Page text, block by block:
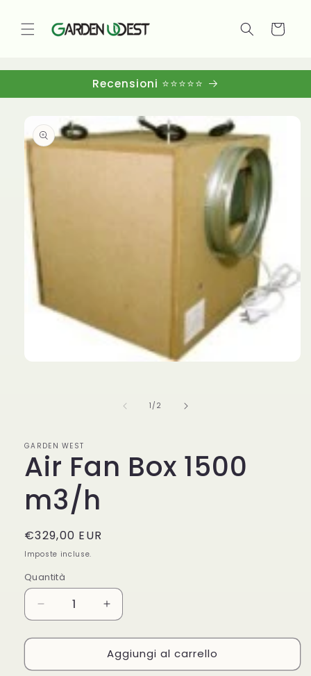
ai contenuti
Carrello
Recensioni ⭐⭐⭐⭐⭐
informazioni
prodotto
1 /su
2
GARDEN WEST
Air Fan Box 1500
m3/h
Prezzo
di
€329,00 EUR
Imposte incluse.
Quantità
Diminuisci
quantità
per
Fan
Aumenta
quantità
per
Air
Fan
Aggiungi al carrello